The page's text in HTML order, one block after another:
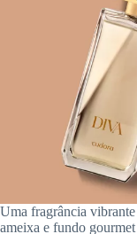
Uma fragrância
ameixa e fundo